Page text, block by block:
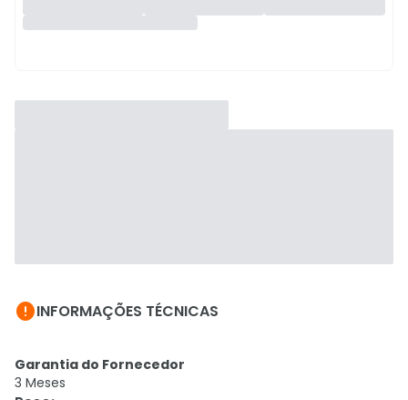
INFORMAÇÕES TÉCNICAS
Garantia do Fornecedor
3 Meses